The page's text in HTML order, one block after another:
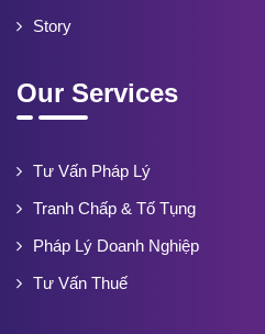
Story
Our Services
Tư Vấn Pháp Lý
Tranh Chấp & Tố Tụng
Pháp Lý Doanh Nghiệp
Tư Vấn Thuế